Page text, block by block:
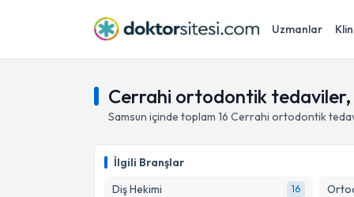
Uzmanlar
Cerrahi ortodontik tedaviler,
Samsun içinde toplam 16 Cerrahi ortodontik
İlgili Branşlar
Diş Hekimi
16